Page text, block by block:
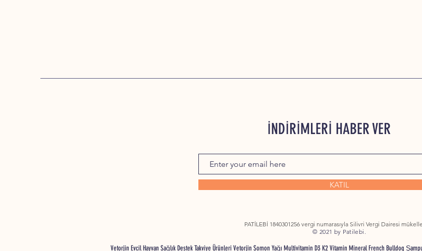
İNDİRİMLERİ HABER VER
KATIL
PATİLEBİ 1840301256 vergi numarasıyla Silivri Vergi Dairesi
© 2021 by Patilebi.
Vetorjin Evcil Hayvan Sağlık Destek Takviye Ürünleri Vetorjin Somon Yağı Multivitamin D3 K2 Vitamin Mineral French Bulldog